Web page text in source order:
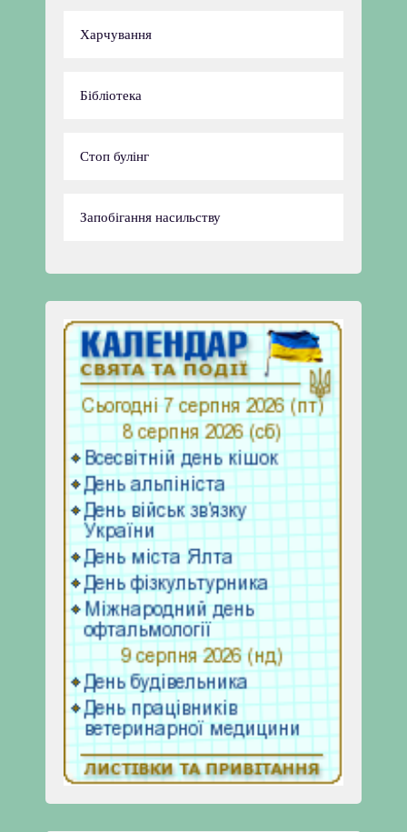
Харчування
Бібліотека
Стоп булінг
Запобігання насильству